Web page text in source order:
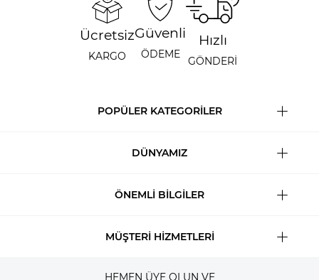
Ücretsiz
KARGO
Güvenli
ÖDEME
Hızlı
GÖNDERİ
POPÜLER KATEGORİLER
DÜNYAMIZ
ÖNEMLİ BİLGİLER
MÜŞTERİ HİZMETLERİ